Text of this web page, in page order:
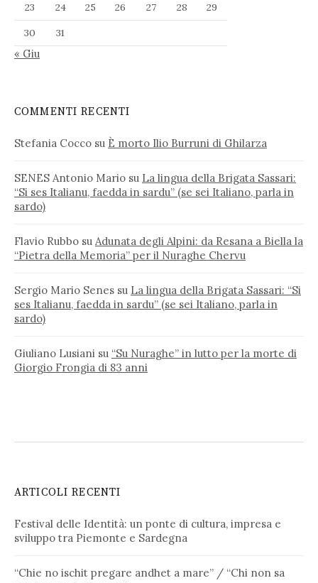
23
24 25 26 27 28
29
30
31
« Giu
COMMENTI RECENTI
Stefania Cocco su È morto Ilio Burruni di Ghilarza
SENES Antonio Mario su La lingua della Brigata Sassari:
“Si ses Italianu, faedda in sardu” (se sei Italiano, parla in
sardo)
Flavio Rubbo su Adunata degli Alpini: da Resana a Biella la
“Pietra della Memoria” per il Nuraghe Chervu
Sergio Mario Senes su La lingua della Brigata Sassari: “Si
ses Italianu, faedda in sardu” (se sei Italiano, parla in
sardo)
Giuliano Lusiani su “Su Nuraghe” in lutto per la morte di
Giorgio Frongia di 83 anni
ARTICOLI RECENTI
Festival delle Identità: un ponte di cultura, impresa e
sviluppo tra Piemonte e Sardegna
“Chie no ischit pregare andhet a mare” / “Chi non sa